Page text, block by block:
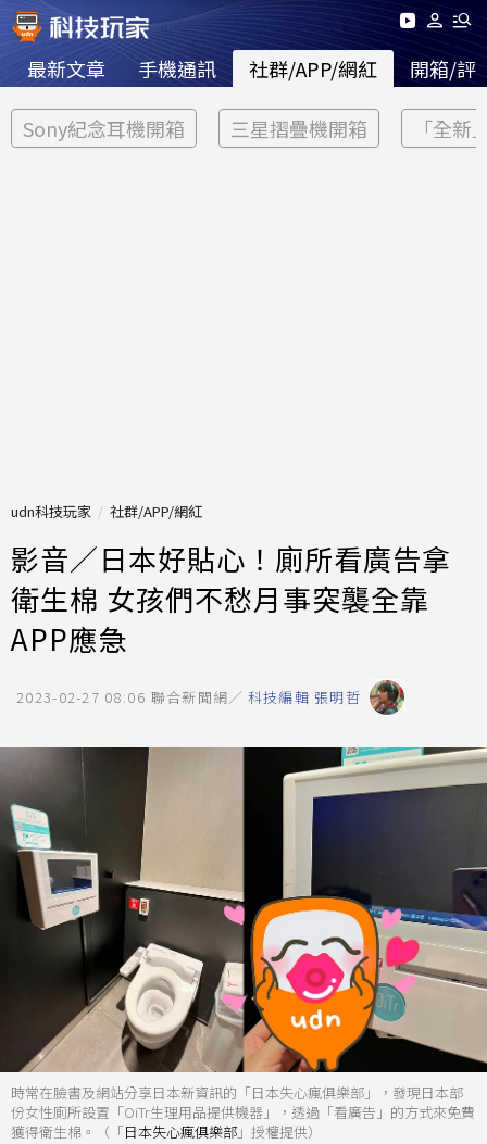
最新文章 手機通訊 社群/APP/網紅 開箱/評
Sony紀念耳機開箱 三星摺疊機開箱 「全新
udn科技玩家 社群/APP/網紅
影音／日本好貼心！廁所看廣告拿
衛生棉 女孩們不愁月事突襲全靠
APP應急
2023-02-27 08:06 聯合新聞網／ 科技編輯 張明哲
時常在臉書及網站分享日本新資訊的「日本失心瘋俱樂部」，發現日本部
份女性廁所設置「OiTr生理用品提供機器」，透過「看廣告」的方式來免費
獲得衛生棉。（「日本失心瘋俱樂部 」授權提供）